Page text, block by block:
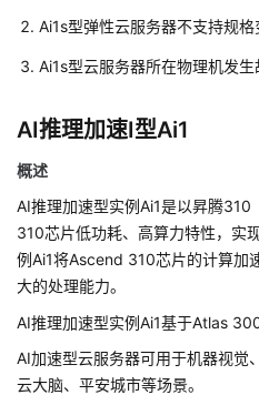
Ai1s型弹性云服务器不支持规格
Ai1s型云服务器所在物理机发生
AI推理加速I型Ai1
概述
AI推理加速型实例Ai1是以昇腾
310芯片低功耗、高算力特性，实
例Ai1将Ascend 310芯片的计算加
大的处理能力。
AI推理加速型实例Ai1基于Atlas
AI加速型云服务器可用于机器视觉
云大脑、平安城市等场景。